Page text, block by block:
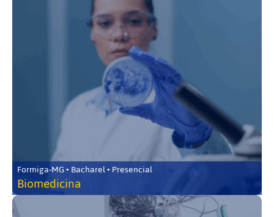
Formiga-MG • Bacharel • Presencial
Biomedicina